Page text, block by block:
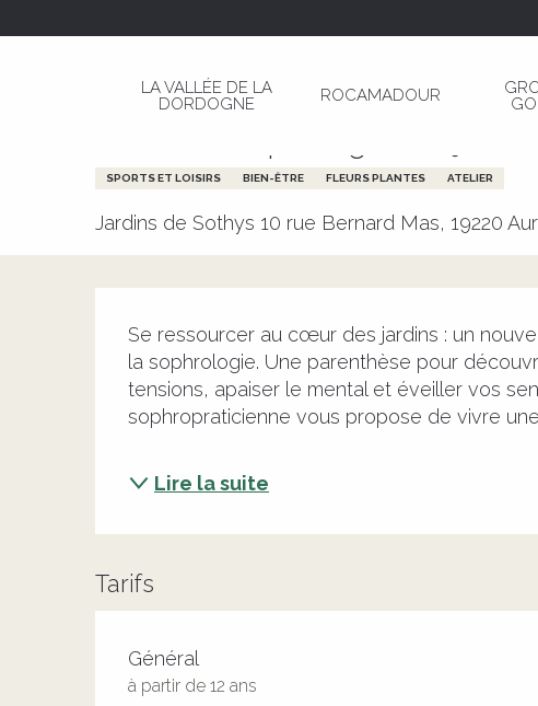
LA VALLÉE DE LA
DORDOGNE
ROCAMADOUR
Mardi 18 août de 10:00 à 12:00
SPORTS ET LOISIRS BIEN-ÊTRE FLEURS PLANTES ATELIER
Jardins de Sothys 10 rue Bernard Mas, 19220
Se ressourcer au cœur des jardins : un
la sophrologie. Une parenthèse pour
tensions, apaiser le mental et éveiller vos
sophropraticienne vous propose de vivre
Lire la suite
Tarifs
Tarifs 2026
Général
à partir de 12 ans